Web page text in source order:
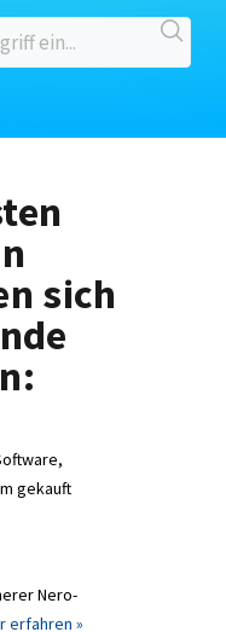
sich
gekauft
Nero-
erfahren »